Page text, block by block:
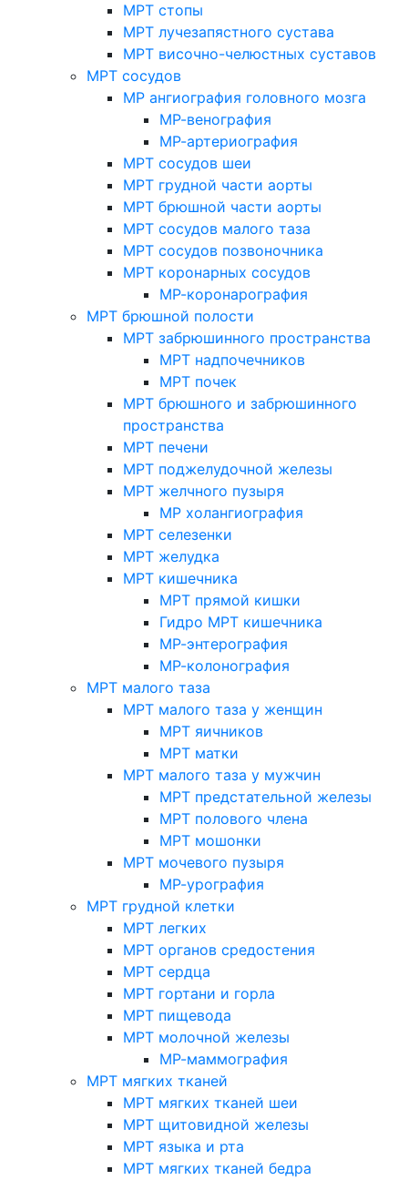
МРТ стопы
МРТ лучезапястного сустава
МРТ височно-челюстных суставов
МРТ сосудов
МР ангиография головного мозга
МР-венография
МР-артериография
МРТ сосудов шеи
МРТ грудной части аорты
МРТ брюшной части аорты
МРТ сосудов малого таза
МРТ сосудов позвоночника
МРТ коронарных сосудов
МР-коронарография
МРТ брюшной полости
МРТ забрюшинного пространства
МРТ надпочечников
МРТ почек
МРТ брюшного и забрюшинного
пространства
МРТ печени
МРТ поджелудочной железы
МРТ желчного пузыря
МР холангиография
МРТ селезенки
МРТ желудка
МРТ кишечника
МРТ прямой кишки
Гидро МРТ кишечника
МР-энтерография
МР-колонография
МРТ малого таза
МРТ малого таза у женщин
МРТ яичников
МРТ матки
МРТ малого таза у мужчин
МРТ предстательной железы
МРТ полового члена
МРТ мошонки
МРТ мочевого пузыря
МР-урография
МРТ грудной клетки
МРТ легких
МРТ органов средостения
МРТ сердца
МРТ гортани и горла
МРТ пищевода
МРТ молочной железы
МР-маммография
МРТ мягких тканей
МРТ мягких тканей шеи
МРТ щитовидной железы
МРТ языка и рта
МРТ мягких тканей бедра